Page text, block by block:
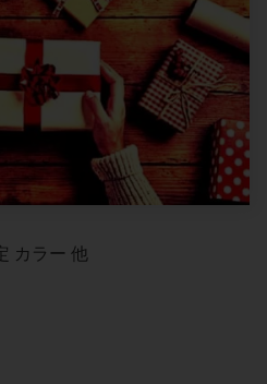
カラー 他